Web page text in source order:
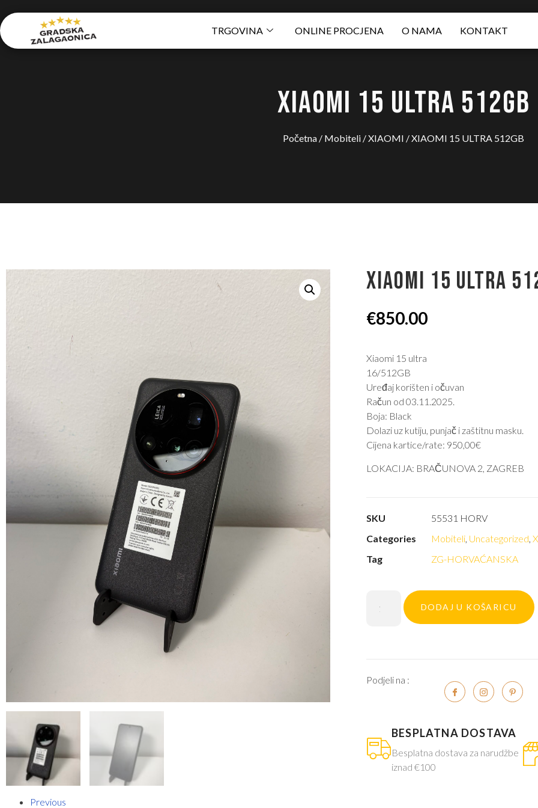
TRGOVINA ONLINE PROCJENA O NAMA KONTAKT
XIAOMI 15 ULTRA 512GB
Početna / Mobiteli /XIAOMI / XIAOMI 15 ULTRA 512GB
Previous
XIAOMI 15 ULTRA
€850.00
Xiaomi 15 ultra
16/512GB
Uređaj korišten i očuvan
Račun od 03.11.2025.
Boja: Black
Dolazi uz kutiju, punjač i zaštitnu masku.
Cijena kartice/rate: 950,00€
LOKACIJA: BRAČUNOVA 2, ZAGREB
SKU
55531 HORV
Categories
Mobiteli, Uncategorized,
Tag
ZG-HORVAĆANSKA
DODAJ U KOŠARICU
Podjeli na :
BESPLATNA DOSTAVA
Besplatna dostava za narudžbe
iznad €100